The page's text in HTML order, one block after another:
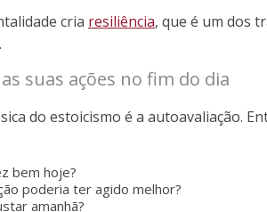
cria resiliência, que é um dos
suas ações no fim do dia
do estoicismo é a autoavaliação.
bem hoje?
poderia ter agido melhor?
amanhã?